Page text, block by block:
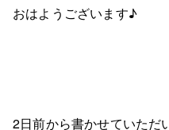
おはようございます♪
2日前から書かせていただ